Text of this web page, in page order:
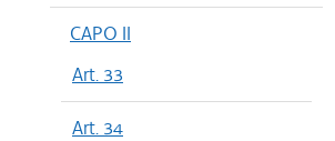
CAPO II
Art. 33
Art. 34